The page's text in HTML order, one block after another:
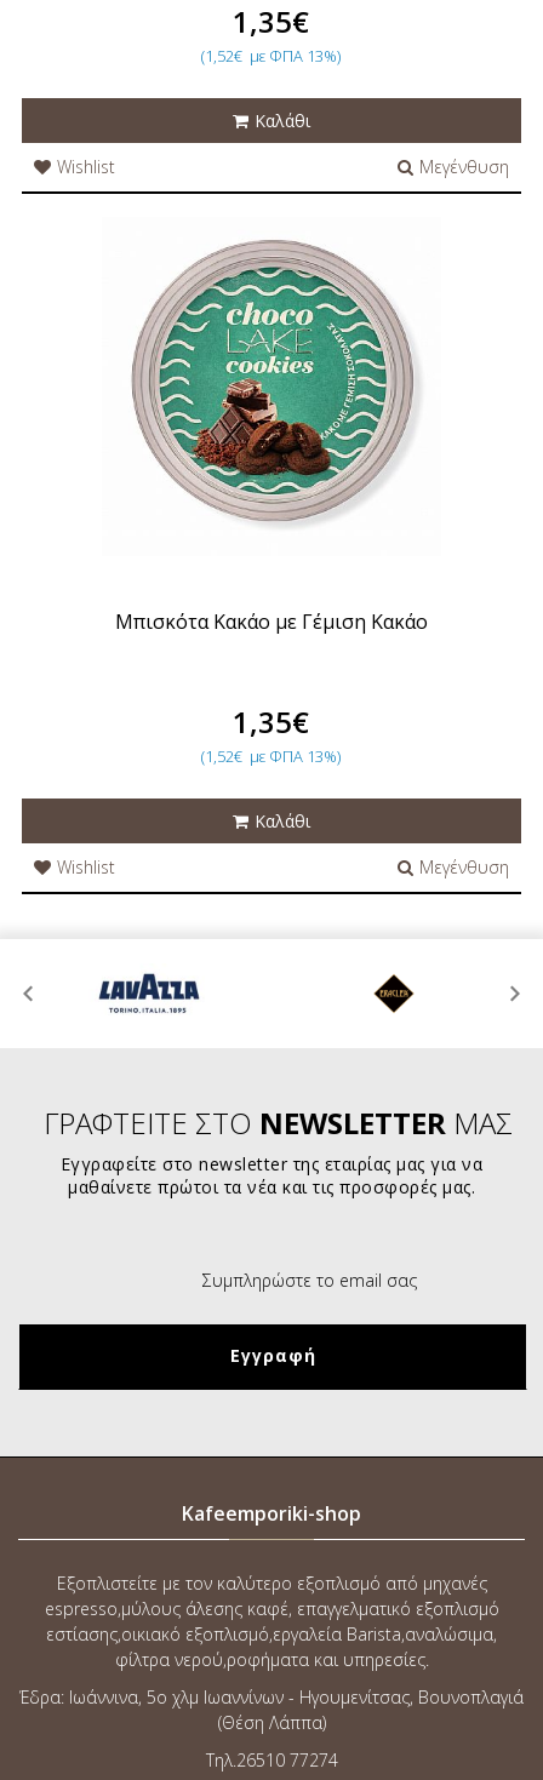
1,35€
(1,52€ με ΦΠΑ 13%)
Καλάθι
Wishlist
Μεγένθυση
Μπισκότα Κακάο με Γέμιση Κακάο
1,35€
(1,52€ με ΦΠΑ 13%)
Καλάθι
Wishlist
Μεγένθυση
ΓΡΑΦΤΕΙΤΕ ΣΤΟ NEWSLETTERΜΑΣ
Εγγραφείτε στο newsletter της εταιρίας μας για να
μαθαίνετε πρώτοι τα νέα και τις προσφορές μας.
Kafeemporiki-shop
Εξοπλιστείτε με τον καλύτερο εξοπλισμό από μηχανές
espresso,μύλους άλεσης καφέ, επαγγελματικό εξοπλισμό
εστίασης,οικιακό εξοπλισμό,εργαλεία Barista,αναλώσιμα,
φίλτρα νερού,ροφήματα και υπηρεσίες.
Έδρα: Ιωάννινα, 5o χλμ Ιωαννίνων - Ηγουμενίτσας, Βουνοπλαγιά
(Θέση Λάππα)
Τηλ.26510 77274